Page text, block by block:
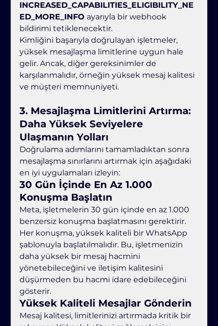
INCREASED_CAPABILITIES_ELIGIBILITY_NE
ED_MORE_INFO ayarıyla bir webhook
bildirimi tetiklenecektir.
Kimliğini başarıyla doğrulayan işletmeler,
yüksek mesajlaşma limitlerine uygun hale
gelir. Ancak, diğer gereksinimler de
karşılanmalıdır, örneğin yüksek mesaj kalitesi
ve müşteri memnuniyeti.
3. Mesajlaşma Limitlerini Artırma:
Daha Yüksek Seviyelere
Ulaşmanın Yolları
Doğrulama adımlarını tamamladıktan sonra
mesajlaşma sınırlarını artırmak için aşağıdaki
en iyi uygulamaları izleyin:
30 Gün İçinde En Az 1.000
Konuşma Başlatın
Meta, işletmelerin 30 gün içinde en az 1.000
benzersiz konuşma başlatmasını gerektirir.
Her konuşma, yüksek kaliteli bir WhatsApp
şablonuyla başlatılmalıdır. Bu, işletmenizin
daha yüksek bir mesaj hacmini
yönetebileceğini ve iletişim kalitesini
düşürmeden bu hacmi idare edebileceğini
gösterir.
Yüksek Kaliteli Mesajlar Gönderin
Mesaj kalitesi, limitlerinizi artırmada kritik bir